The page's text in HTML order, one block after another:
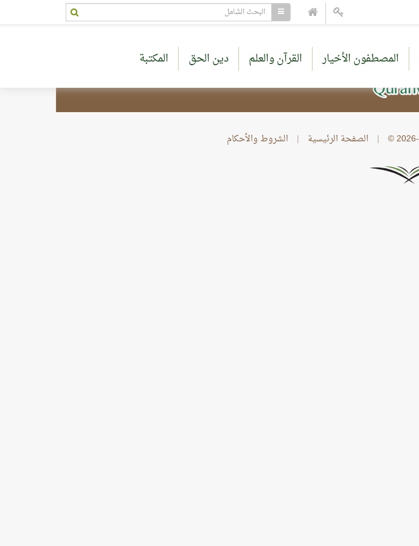
المصطفون الأخيار القرآن والعلم دين الحق المكتبة
| الصفحة الرئيسية | الشروط والأحكام